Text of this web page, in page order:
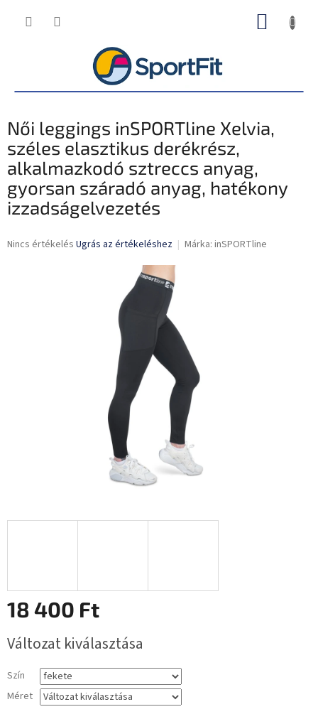
KOSÁR
Női leggings inSPORTline Xelvia,
széles elasztikus derékrész,
alkalmazkodó sztreccs anyag,
gyorsan száradó anyag, hatékony
izzadságelvezetés
A
Nincs értékelés Ugrás az értékeléshez Márka: inSPORTline
18 400 Ft
Változat kiválasztása
Szín
Méret